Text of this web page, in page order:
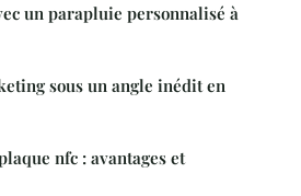
un parapluie personnalisé à
sous un angle inédit en
nfc : avantages et